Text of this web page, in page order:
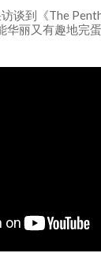
谈到《The
华丽又有趣地完蛋